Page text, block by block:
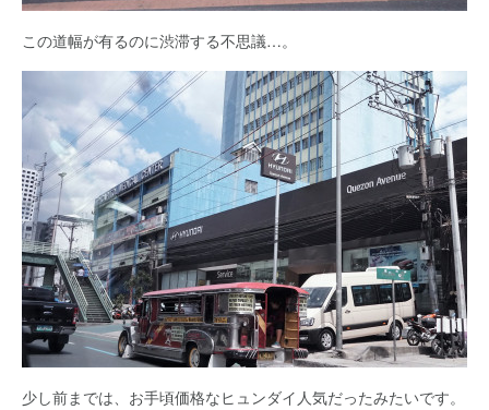
この道幅が有るのに渋滞する不思議…。
少し前までは、お手頃価格なヒュンダイ人気だったみたいです。